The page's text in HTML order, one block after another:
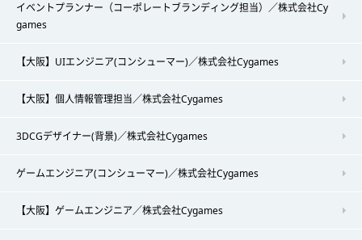
イベントプランナー（コーポレートブランディング担当）／株式会社Cy
games
【大阪】UIエンジニア(コンシューマー)／株式会社Cygames
【大阪】個人情報管理担当／株式会社Cygames
3DCGデザイナー(背景)／株式会社Cygames
ゲームエンジニア(コンシューマー)／株式会社Cygames
【大阪】ゲームエンジニア／株式会社Cygames